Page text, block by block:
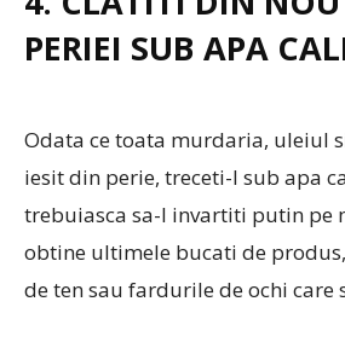
PERIEI SUB APA
Odata ce toata murdaria, uleiul
iesit din perie, treceti-l sub apa
trebuiasca sa-l invartiti putin pe
obtine ultimele bucati de
de ten sau fardurile de ochi care